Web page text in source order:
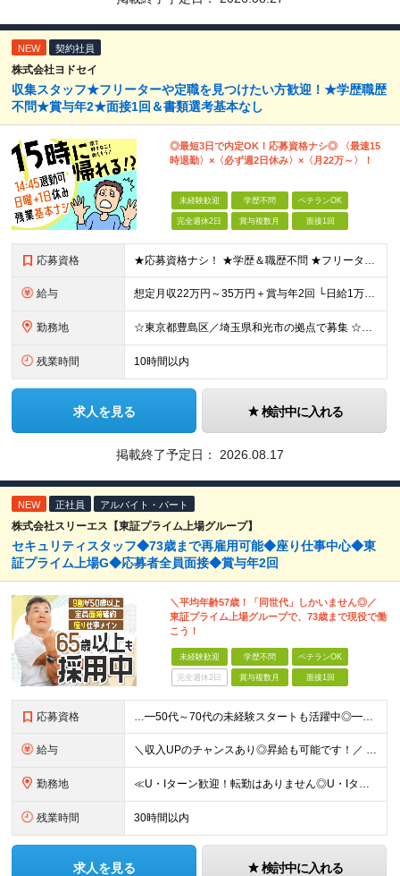
NEW 契約社員
株式会社ヨドセイ
収集スタッフ★フリーターや定職を見つけたい方歓迎！★学歴職歴
不問★賞与年2★面接1回＆書類選考基本なし
◎最短3日で内定OK！応募資格ナシ◎ 〈最速15
時退勤〉×〈必ず週2日休み〉×〈月22万～〉！
未経験歓迎 学歴不問 ベテランOK
完全週休2日 賞与複数月 面接1回
応募資格 ★応募資格ナシ！ ★学歴＆職歴不問 ★フリーター・第二新卒・ベテランも歓迎 ★未経験OK ☆＼こんなタイプが活躍中／☆ 一つでも当てはまったらご応募ください！ □とにかく自由な時間を増やしたい □体
給与 想定月収22万円～35万円＋賞与年2回 └日給1万1,000円以上＋賞与年2回＋各種手当 ☆残業代は全額支給します！ ※経験・能力を考慮し決定します ※試用期間あり（6ヶ月） 給与・条件に変更はあ
勤務地 ☆東京都豊島区／埼玉県和光市の拠点で募集 ☆バイク・自転車通勤OK！ ☆交通費全額支給 【本社／池袋営業所】 東京都豊島区東池袋2-38-20 【和光事務所】 埼玉県和光市新倉7-9-1 ※勤務
残業時間 10時間以内
求人を見る 検討中に入れる
掲載終了予定日： 2026.08.17
NEW 正社員 アルバイト・パート
株式会社スリーエス【東証プライム上場グループ】
セキュリティスタッフ◆73歳まで再雇用可能◆座り仕事中心◆東
証プライム上場G◆応募者全員面接◆賞与年2回
＼平均年齢57歳！「同世代」しかいません◎／
東証プライム上場グループで、73歳まで現役で働
こう！
未経験歓迎 学歴不問 ベテランOK
完全週休2日 賞与複数月 面接1回
応募資格 …━50代～70代の未経験スタートも活躍中◎━… ◆学歴不問 ◆業界・職種未経験＆無資格でもご応募いただけます！ ＝＝全員面接＆面接1回のスピード採用！＝＝ ほぼ全員が中途入社で、ベテラン層のチャレ
給与 ＼収入UPのチャンスあり◎昇給も可能です！／ ◆正社員 月給(地域による）＋グレード手当、深夜手当、残業代（全額支給）等の各種手当＋賞与年2回 ＜東京都／神奈川県（横浜市）＞ 月給21万4000円～
勤務地 ≪U・Iターン歓迎！転勤はありません◎U・Iターン歓迎◎マイカー通勤OK（勤務地による）≫ 東京都・横浜市・千葉県・埼玉県・栃木県・山梨県・茨城県いずれかのエリアでの勤務となります。 勤務地はお住ま
残業時間 30時間以内
求人を見る 検討中に入れる